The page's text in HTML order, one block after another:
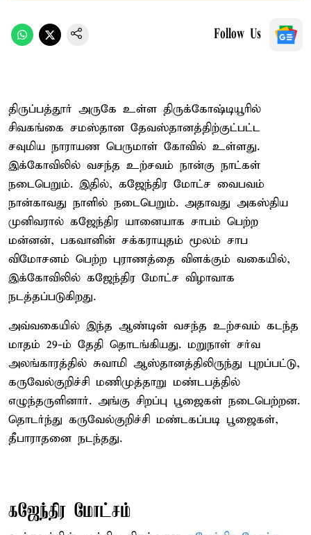
Follow Us
திருப்பத்தூர் அருகே உள்ள திருக்கோஷ்டியூரில்
சிவகங்கை சமஸ்தான தேவஸ்தானத்திற்குட்பட்ட
சவுமிய நாராயண பெருமாள் கோவில் உள்ளது.
இக்கோவிலில் வசந்த உற்சவம் நான்கு நாட்கள்
நடைபெறும். இதில், கஜேந்திர மோட்ச வைபவம்
நான்காவது நாளில் நடைபெறும். அதாவது அகஸ்திய
முனிவரால் கஜேந்திர யானையாக சாபம் பெற்ற
மன்னன், பகவானின் சக்கராயுதம் மூலம் சாப
விமோசனம் பெற்ற புராணத்தை விளக்கும் வகையில்,
இக்கோவிலில் கஜேந்திர மோட்ச விழாவாக
நடத்தப்படுகிறது.
அவ்வகையில் இந்த ஆண்டின் வசந்த உற்சவம் கடந்த
மாதம் 29-ம் தேதி தொடங்கியது. மறுநாள் சர்வ
அலங்காரத்தில் சுவாமி ஆஸ்தானத்திலிருந்து புறப்பட்டு,
கருவேல்குறிச்சி மணிமுத்தாறு மண்டபத்தில்
எழுந்தருளினார். அங்கு சிறப்பு பூஜைகள் நடைபெற்றன.
தொடர்ந்து கருவேல்குறிச்சி மண்டகப்படி பூஜைகள்,
தீபாராதனை நடந்தது.
கஜேந்திர மோட்சம்